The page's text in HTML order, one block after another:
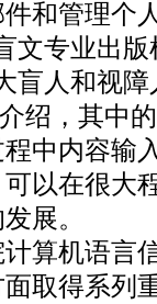
和管理个
文专业出
盲人和视
绍，其中
中内容输
以在很大
展。
机语言
取得系列